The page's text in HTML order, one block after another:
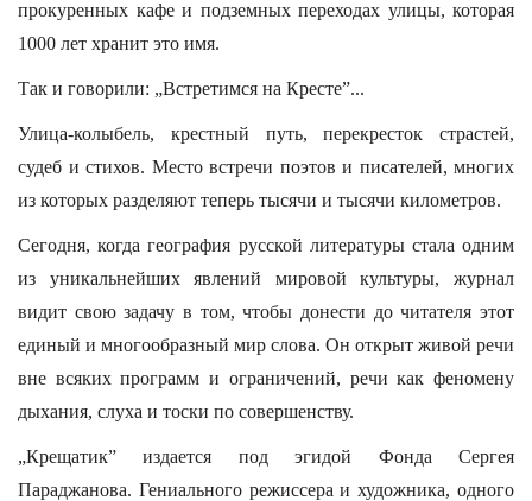
прокуренных кафе и подземных переходах улицы, которая
1000 лет хранит это имя.
Так и говорили: „Встретимся на Кресте”...
Улица-колыбель, крестный путь, перекресток страстей,
судеб и стихов. Место встречи поэтов и писателей, многих
из которых разделяют теперь тысячи и тысячи километров.
Сегодня, когда география русской литературы стала одним
из уникальнейших явлений мировой культуры, журнал
видит свою задачу в том, чтобы донести до читателя этот
единый и многообразный мир слова. Он открыт живой речи
вне всяких программ и ограничений, речи как феномену
дыхания, слуха и тоски по совершенству.
„Крещатик” издается под эгидой Фонда Сергея
Параджанова. Гениального режиссера и художника, одного